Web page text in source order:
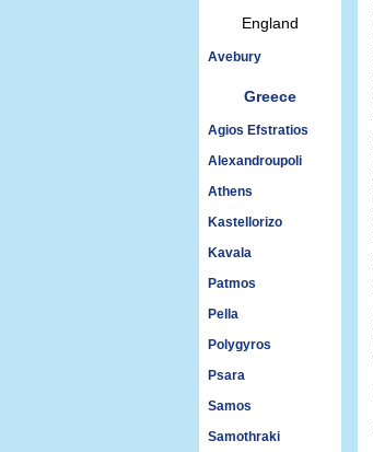
England
Avebury
Greece
Agios Efstratios
Alexandroupoli
Athens
Kastellorizo
Kavala
Patmos
Pella
Polygyros
Psara
Samos
Samothraki